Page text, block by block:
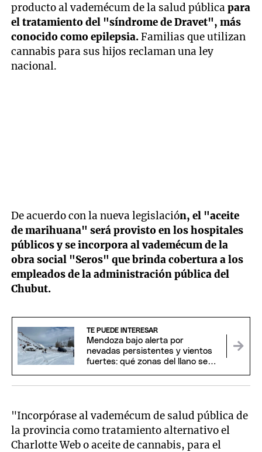
producto al vademécum de la salud pública para
el tratamiento del "síndrome de Dravet", más
conocido como epilepsia.Familias que utilizan
cannabis para sus hijos reclaman una ley
nacional.
De acuerdo con la nueva legislación, el "aceite
de marihuana" será provisto en los hospitales
públicos y se incorpora al vademécum de la
obra social "Seros" que brinda cobertura a los
empleados de la administración pública del
Chubut.
TE PUEDE INTERESAR
Mendoza bajo alerta por
nevadas persistentes y vientos
fuertes: qué zonas del llano se
"Incorpórase al vademécum de salud pública de
la provincia como tratamiento alternativo el
Charlotte Web o aceite de cannabis, para el